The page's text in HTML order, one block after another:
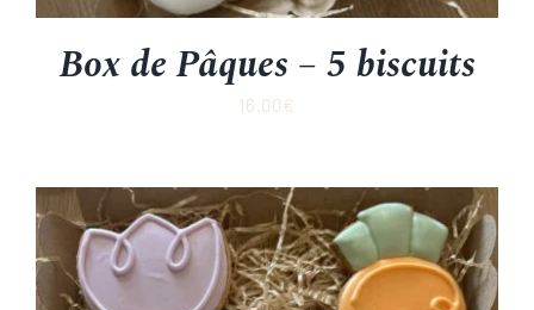
Box de Pâques – 5 biscuits
16.00€